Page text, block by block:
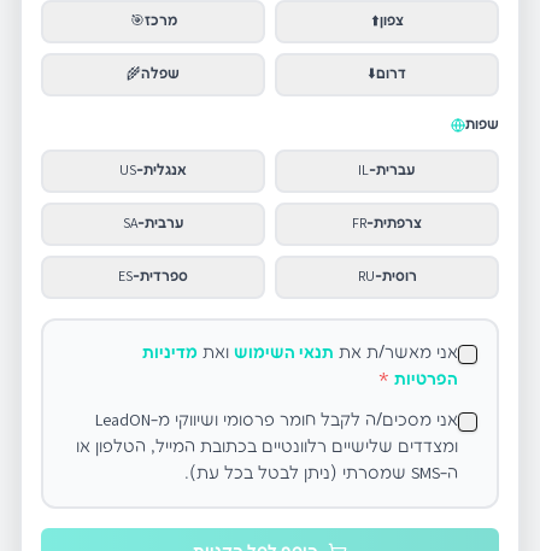
צפון⬆️ מרכז🎯
דרום⬇️ שפלה🌾
שפות
עברית-
IL אנגלית-
US
צרפתית-
FR ערבית-
SA
רוסית-
RU ספרדית-
ES
אני מאשר/ת את תנאי השימוש ואת מדיניות
הפרטיות *
אני מסכים/ה לקבל חומר פרסומי ושיווקי מ-LeadON
ומצדדים שלישיים רלוונטיים בכתובת המייל, הטלפון או
ה-SMS שמסרתי (ניתן לבטל בכל עת).